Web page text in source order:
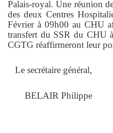
Palais-royal. Une réunion
des deux Centres
Février à 09h00 au CHU
transfert du SSR du CHU
CGTG réaffirmeront leur
Le secrétaire général,
BELAIR